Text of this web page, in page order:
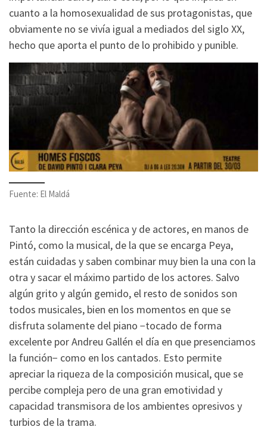
cuanto a la homosexualidad de sus protagonistas, que
obviamente no se vivía igual a mediados del siglo XX,
hecho que aporta el punto de lo prohibido y punible.
Fuente: El Maldá
Tanto la dirección escénica y de actores, en manos de
Pintó, como la musical, de la que se encarga Peya,
están cuidadas y saben combinar muy bien la una con la
otra y sacar el máximo partido de los actores. Salvo
algún grito y algún gemido, el resto de sonidos son
todos musicales, bien en los momentos en que se
disfruta solamente del piano −tocado de forma
excelente por Andreu Gallén el día en que presenciamos
la función− como en los cantados. Esto permite
apreciar la riqueza de la composición musical, que se
percibe compleja pero de una gran emotividad y
capacidad transmisora de los ambientes opresivos y
turbios de la trama.